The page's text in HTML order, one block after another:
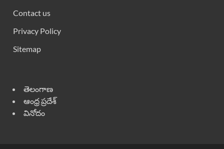
Contact us
Privacy Policy
Sitemap
తెలంగాణ
ఆంధ్ర ప్రదేశ్
వినోదం